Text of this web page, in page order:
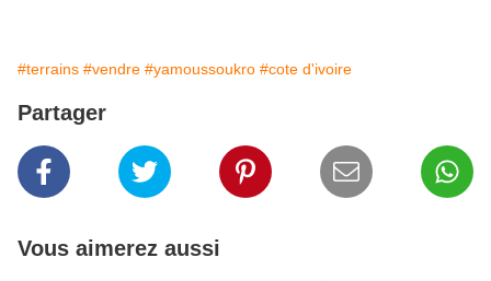
#terrains #vendre #yamoussoukro #cote d'ivoire
Partager
Vous aimerez aussi